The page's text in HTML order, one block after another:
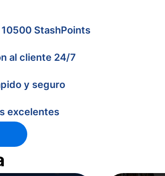
StashPoints
al cliente 24/7
y seguro
excelentes